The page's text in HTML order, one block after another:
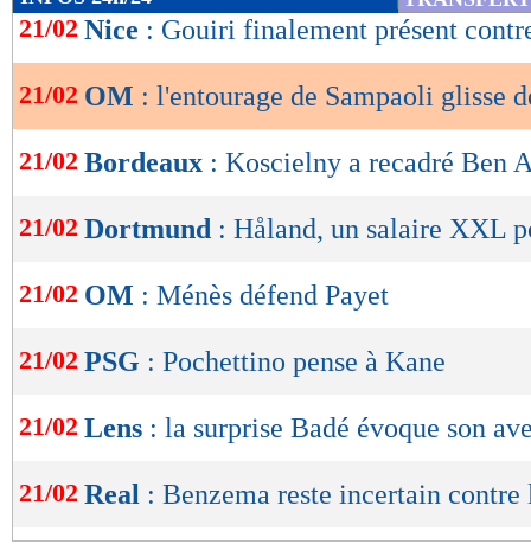
de
OK
21/02 Nice : Gouiri finalement présent
21/02 OM : l'entourage de Sampaoli glisse
21/02 Bordeaux : Koscielny a recadré Ben
21/02 Dortmund : Håland, un salaire XXL
21/02 OM : Ménès défend Payet
21/02 PSG : Pochettino pense à Kane
21/02 Lens : la surprise Badé évoque son
21/02 Real : Benzema reste incertain